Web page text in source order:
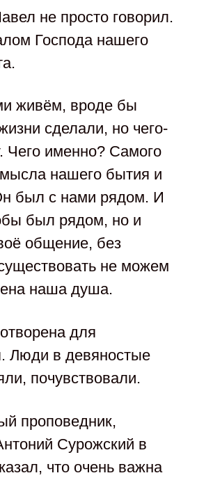
не просто говорил.
Господа нашего
живём, вроде бы
сделали, но чего-
Чего именно? Самого
нашего бытия и
был с нами рядом. И
был рядом, но и
общение, без
не можем
наша душа.
для
Люди в девяностые
почувствовали.
проповедник,
Сурожский в
что очень важна